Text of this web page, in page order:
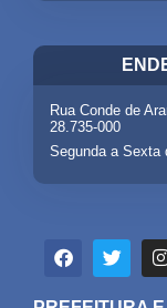
Rua Conde de
28.735-000
Segunda a Sexta